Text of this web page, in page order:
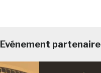
Evénement partenaire